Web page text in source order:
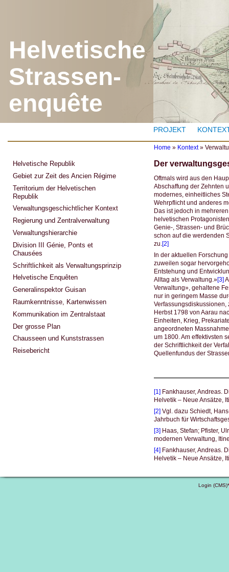
Helvetische
Strassen-
enquête
PROJEKT
Y
o
u
a
r
e
h
e
r
e
Home » Kontext»
Der
Oftmals wird aus den
Abschaffung der Zehnten
modernes, einheitliches
Wehrpflicht und anderes
Das ist jedoch in
helvetischen
Genie-, Strassen- und
schon auf die werdenden
zu.[2]
In der aktuellen
zuweilen sogar
Entstehung und
Alltag als Verwaltung.»[3]
Verwaltung», gehaltene
nur in geringem Masse
Herbst 1798 von Aarau
Einheiten, Krieg,
angeordneten
um 1800. Am effektivsten
der Schriftlichkeit der
Quellenfundus der
[1] Fankhauser, Andreas.
Helvetik – Neue Ansätze,
[2] Vgl. dazu Schiedt,
Jahrbuch für
[3] Haas, Stefan; Pfister,
modernen Verwaltung,
[4] Fankhauser, Andreas.
Helvetik – Neue Ansätze,
Helvetische Republik
Gebiet zur Zeit des Ancien Régime
Territorium der Helvetischen
Republik
Verwaltungsgeschichtlicher Kontext
Regierung und Zentralverwaltung
Verwaltungshierarchie
Division III Génie, Ponts et
Chausées
Schriftlichkeit als Verwaltungsprinzip
Helvetische Enquêten
Generalinspektor Guisan
Raumkenntnisse, Kartenwissen
Kommunikation im Zentralstaat
Der grosse Plan
Chausseen und Kunststrassen
Reisebericht
Login (CMS)*